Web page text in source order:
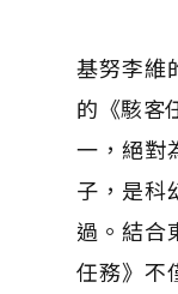
基努李維
的《駭客
一，絕對
子，是科
過。結合
任務》不